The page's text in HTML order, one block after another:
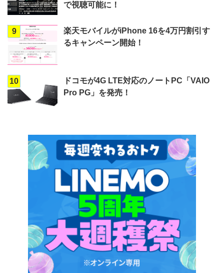
で視聴可能に！
9
楽天モバイルがiPhone 16を4万円割引す
るキャンペーン開始！
10
ドコモが4G LTE対応のノートPC「VAIO
Pro PG」を発売！